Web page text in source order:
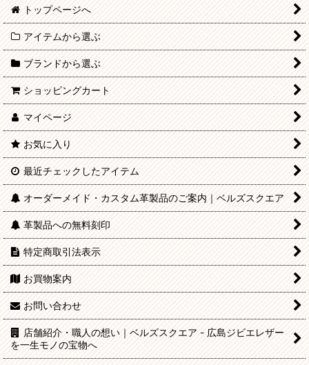
トップページへ
アイテムから選ぶ
ブランドから選ぶ
ショッピングカート
マイページ
お気に入り
最近チェックしたアイテム
オーダーメイド・カスタム革製品のご案内｜ベルズスクエア
革製品への無料刻印
特定商取引法表示
お買物案内
お問い合わせ
店舗紹介・職人の想い｜ベルズスクエア - 広島ジビエレザー
を一生モノの宝物へ